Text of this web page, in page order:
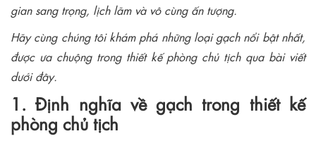
gian sang trọng, lịch lãm và vô cùng ấn tượng.
Hãy cùng chúng tôi khám phá những loại gạch nổi bật nhất,
được ưa chuộng trong thiết kế phòng chủ tịch qua bài viết
dưới đây.
1. Định nghĩa về gạch trong thiết kế
phòng chủ tịch